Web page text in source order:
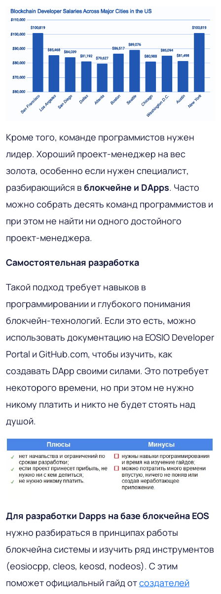
Кроме того, команде программистов нужен
лидер. Хороший проект-менеджер на вес
золота, особенно если нужен специалист,
разбирающийся в блокчейне и DApps. Часто
можно собрать десять команд программистов и
при этом не найти ни одного достойного
проект-менеджера.
Самостоятельная разработка
Такой подход требует навыков в
программировании и глубокого понимания
блокчейн-технологий. Если это есть, можно
использовать документацию на EOSIO Developer
Portal и GitHub.com, чтобы изучить, как
создавать DApp своими силами. Это потребует
некоторого времени, но при этом не нужно
никому платить и никто не будет стоять над
душой.
Для разработки Dapps на базе блокчейна EOS
нужно разбираться в принципах работы
блокчейна системы и изучить ряд инструментов
(eosiocpp, cleos, keosd, nodeos). С этим
поможет официальный гайд отсоздателей